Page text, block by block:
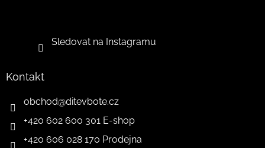
Sledovat na Instagramu
Kontakt
obchod@ditevbote.cz
+420 602 600 301 E-shop
+420 606 028 170 Prodejna